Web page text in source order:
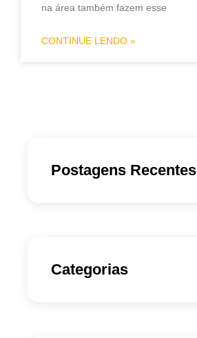
na área também fazem esse
CONTINUE LENDO »
Postagens Recentes
Categorias